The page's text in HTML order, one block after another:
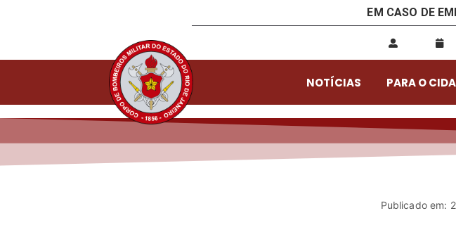
EM CASO DE
NOTÍCIAS PARA O
Publicado em: